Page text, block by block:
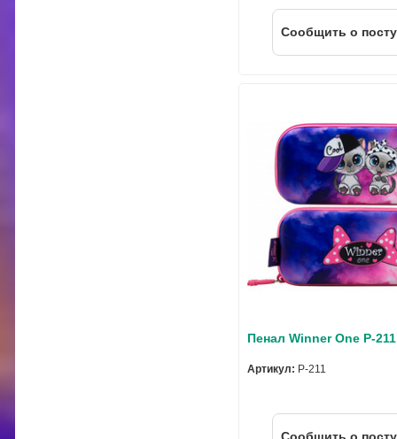
Cообщить о
Пенал Winner One P-
Артикул: P-211